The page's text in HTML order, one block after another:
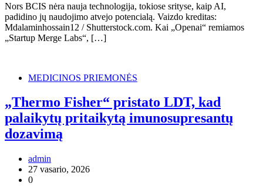
Nors BCIS nėra nauja technologija, tokiose srityse, kaip AI,
padidino jų naudojimo atvejo potencialą. Vaizdo kreditas:
Mdalaminhossain12 / Shutterstock.com. Kai „Openai“ remiamos
„Startup Merge Labs“, […]
MEDICINOS PRIEMONĖS
„Thermo Fisher“ pristato LDT, kad
palaikytų pritaikytą imunosupresantų
dozavimą
admin
27 vasario, 2026
0